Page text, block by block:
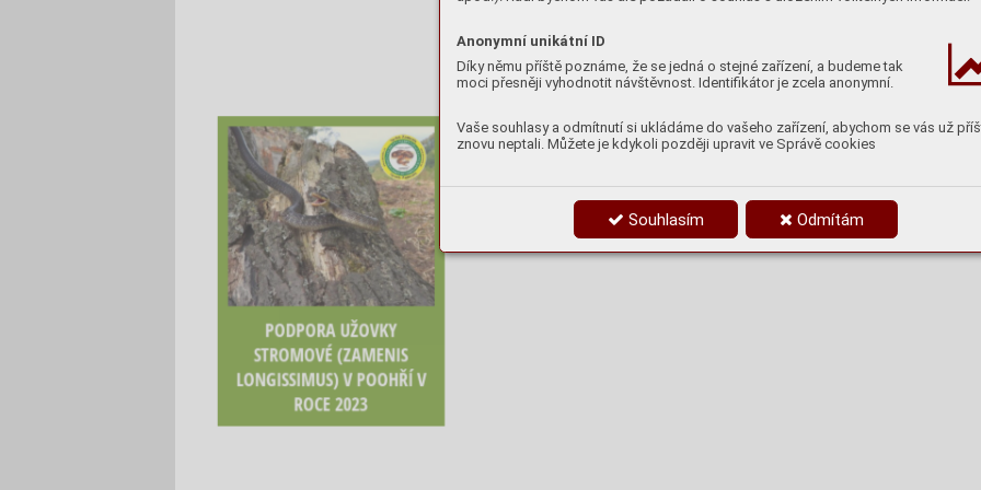
Anonymní unikátní ID
Díky němu příště poznáme, že se jedná o stejné zařízení, a budeme tak
moci přesněji vyhodnotit návštěvnost. Identifikátor je zcela anonymní.
Vaše souhlasy a odmítnutí si ukládáme do vašeho zařízení, abychom se vás už
znovu neptali. Můžete je kdykoli později upravit ve Správě cookies
Souhlasím Odmítám
HLEDÁNÍ PŘÍČIN ÚBYTKU
TOHOTO DŘÍVE
SUPERPOČETNÉHO DRUHU
PODPORA UŽOVKY
STROMOVÉ (ZAMENIS
LONGISSIMUS) V POOHŘÍ V
ROCE 2023